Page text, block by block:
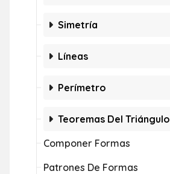
Simetría
Líneas
Perímetro
Teoremas Del Triángulo
Componer Formas
Patrones De Formas